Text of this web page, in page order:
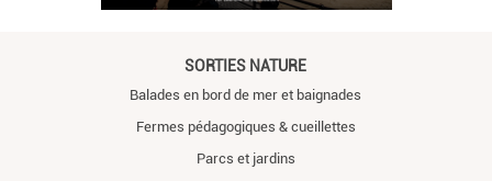
SORTIES NATURE
Balades en bord de mer et baignades
Fermes pédagogiques & cueillettes
Parcs et jardins